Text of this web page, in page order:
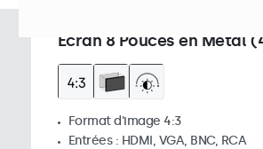
Écran 8 Pouces en Métal
Format d'image 4:3
Entrées : HDMI, VGA, BNC, RCA